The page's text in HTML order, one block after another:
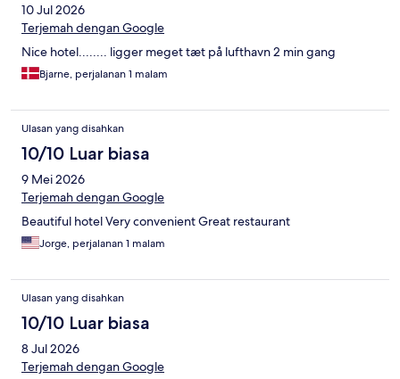
10 Jul 2026
Terjemah dengan Google
Nice hotel........ ligger meget tæt på lufthavn 2 min gang
Bjarne, perjalanan 1 malam
Ulasan yang disahkan
10/10 Luar biasa
9 Mei 2026
Terjemah dengan Google
Beautiful hotel Very convenient Great restaurant
Jorge, perjalanan 1 malam
Ulasan yang disahkan
10/10 Luar biasa
8 Jul 2026
Terjemah dengan Google